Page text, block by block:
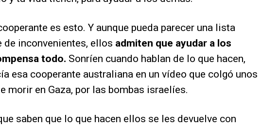
es esto. Y aunque pueda parecer una lista
de inconvenientes, ellos admiten que ayudar a los
todo. Sonríen cuando hablan de lo que hacen,
esa cooperante australiana en un vídeo que colgó unos
morir en Gaza, por las bombas israelíes.
saben que lo que hacen ellos se les devuelve con